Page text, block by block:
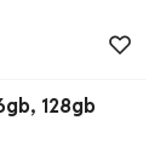
128gb